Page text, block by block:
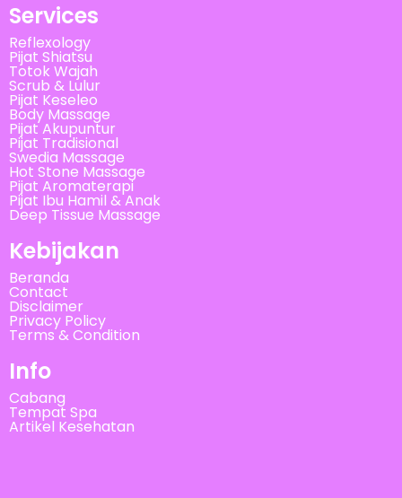
Services
Reflexology
Pijat Shiatsu
Totok Wajah
Scrub & Lulur
Pijat Keseleo
Body Massage
Pijat Akupuntur
Pijat Tradisional
Swedia Massage
Hot Stone Massage
Pijat Aromaterapi
Pijat Ibu Hamil & Anak
Deep Tissue Massage
Kebijakan
Beranda
Contact
Disclaimer
Privacy Policy
Terms & Condition
Info
Cabang
Tempat Spa
Artikel Kesehatan